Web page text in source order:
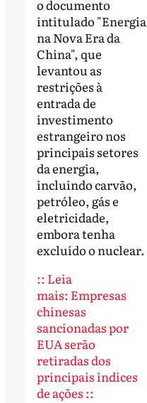
o documento
intitulado "Energia
na Nova Era da
China", que
levantou as
restrições à
entrada de
investimento
estrangeiro nos
principais setores
da energia,
incluindo carvão,
petróleo, gás e
eletricidade,
embora tenha
excluído o nuclear.
:: Leia
mais: Empresas
chinesas
sancionadas por
EUA serão
retiradas dos
principais índices
de ações ::